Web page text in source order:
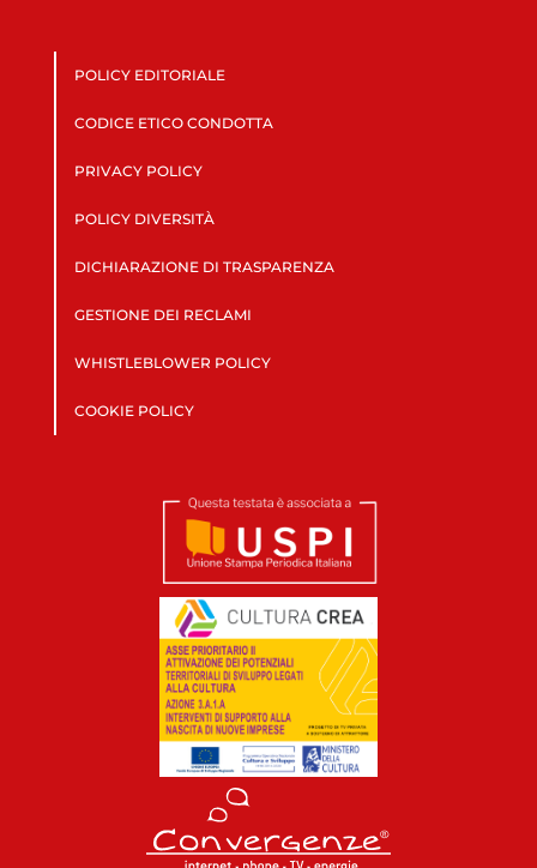
POLICY EDITORIALE
CODICE ETICO CONDOTTA
PRIVACY POLICY
POLICY DIVERSITÀ
DICHIARAZIONE DI TRASPARENZA
GESTIONE DEI RECLAMI
WHISTLEBLOWER POLICY
COOKIE POLICY